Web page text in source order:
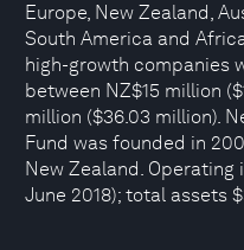
Europe, New Zealand,
South America and
high-growth companies
between NZ$15 million
million ($36.03 million).
Fund was founded in
New Zealand.
June 2018); total assets